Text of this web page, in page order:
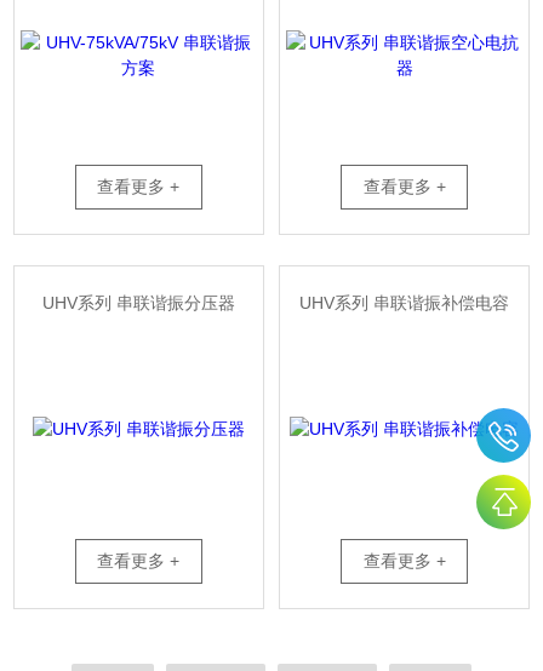
查看更多 + 查看更多 +
UHV系列 串联谐振分压器
查看更多 +
UHV系列 串联谐振补偿电容
查看更多 +